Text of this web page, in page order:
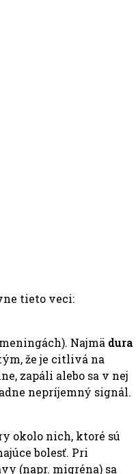
tieto veci:
Najmä dura
že je citlivá na
zapáli alebo sa v nej
nepríjemný signál.
okolo nich, ktoré sú
bolesť. Pri
(napr. migréna) sa